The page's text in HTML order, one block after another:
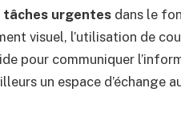
tâches urgentesdans le
visuel, l’utilisation de
pour communiquer
un espace d’échange